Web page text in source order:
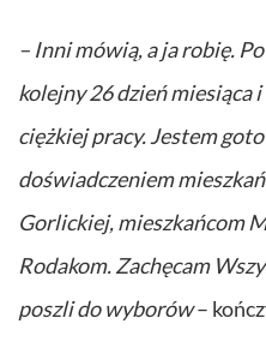
– Inni mówią, a ja robię.
kolejny 26 dzień miesiąca
ciężkiej pracy. Jestem
doświadczeniem
Gorlickiej, mieszkańcom
Rodakom. Zachęcam
poszli do wyborów–